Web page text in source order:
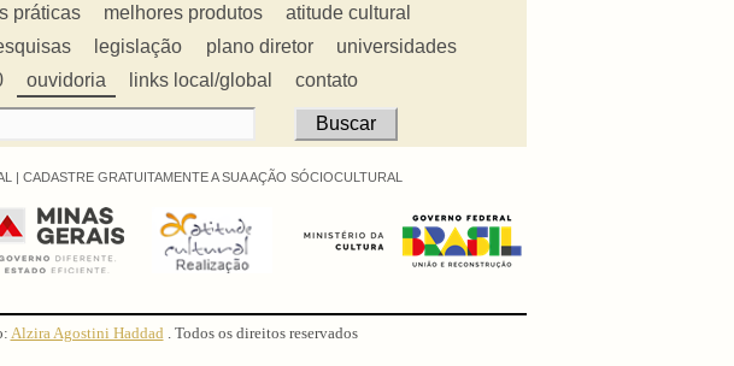
práticas melhores produtos
atitude cultural
legislação plano diretor
universidades
ouvidoria links local/global contato
| CADASTRE GRATUITAMENTE A SUA AÇÃO SÓCIOCULTURAL
Alzira Agostini Haddad . Todos os direitos reservados